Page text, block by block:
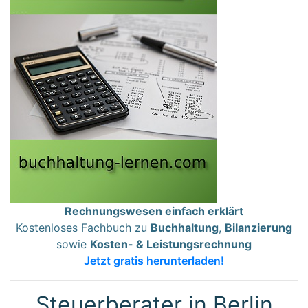
Rechnungswesen einfach erklärt
Kostenloses Fachbuch zu Buchhaltung, Bilanzierung
sowie Kosten- & Leistungsrechnung
Jetzt gratis herunterladen!